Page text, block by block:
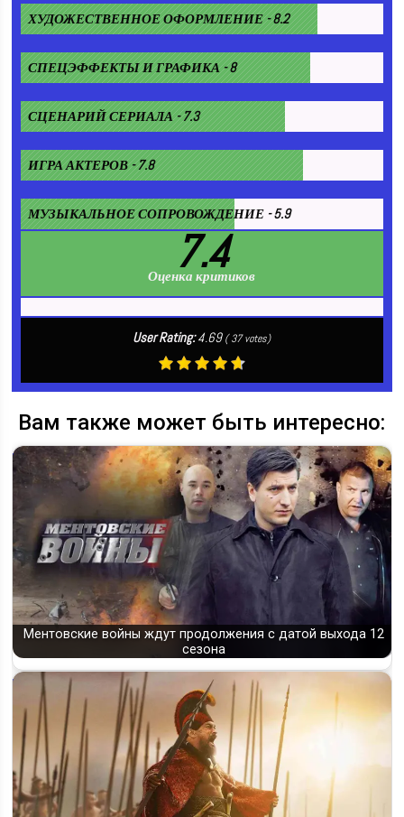
ХУДОЖЕСТВЕННОЕ ОФОРМЛЕНИЕ - 8.2
СПЕЦЭФФЕКТЫ И ГРАФИКА - 8
СЦЕНАРИЙ СЕРИАЛА - 7.3
ИГРА АКТЕРОВ - 7.8
МУЗЫКАЛЬНОЕ СОПРОВОЖДЕНИЕ - 5.9
7.4
Оценка критиков
User Rating:4.69 (37votes)
Вам также может быть интересно:
Ментовские войны ждут продолжения с датой выхода 12
сезона